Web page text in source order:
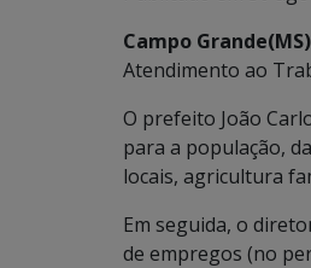
Campo
Atendimento ao
O prefeito João
para a população,
locais, agricultura
Em seguida, o
de empregos (no